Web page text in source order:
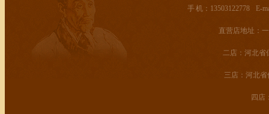
手 机：13503122778 E-
直营店地址：
二店：河北省
三店：河北
四店